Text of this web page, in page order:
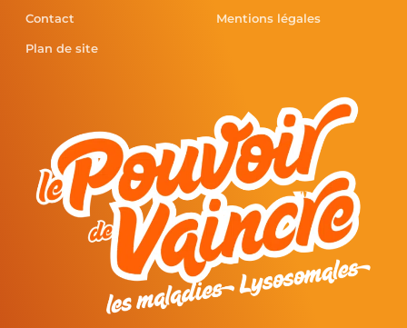
Contact
Plan de site
Mentions légales